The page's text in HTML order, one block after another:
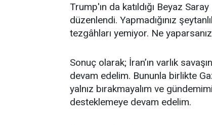
Trump'ın da katıldığı Beyaz
düzenlendi. Yapmadığınız
tezgâhları yemiyor. Ne
Sonuç olarak; İran’ın varlık
devam edelim. Bununla birlikte
yalnız bırakmayalım ve
desteklemeye devam edelim.